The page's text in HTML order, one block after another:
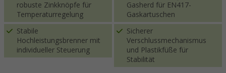
robuste Zinkknöpfe für
Temperaturregelung
Gasherd für EN417-
Gaskartuschen
Stabile
Hochleistungsbrenner mit
individueller Steuerung
Sicherer
Verschlussmechanismus
und Plastikfüße für
Stabilität